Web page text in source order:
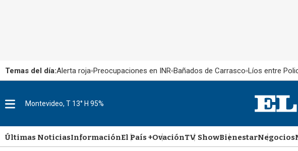
Temas del día:Alerta roja Preocupaciones en INR Bañados de Carrasco Líos entre
u
Montevideo, T 13° H 95%
Últimas NoticiasInformaciónEl País +OvaciónTV ShowBienestarNegocios